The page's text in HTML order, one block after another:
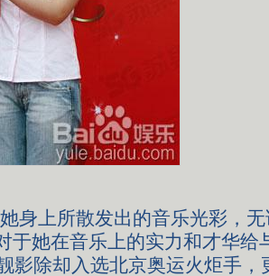
身上所散发出的音乐光彩，
于她在音乐上的实力和才华给
影除却入选北京奥运火炬手，